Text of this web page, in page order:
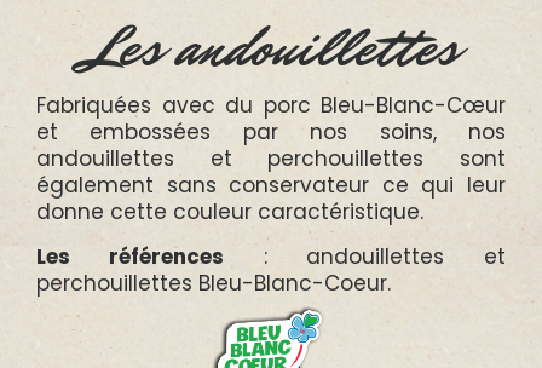
Les andouillettes
Fabriquées avec du porc Bleu-Blanc-Cœur
et embossées par nos soins, nos
andouillettes et perchouillettes sont
également sans conservateur ce qui leur
donne cette couleur caractéristique.
Les références : andouillettes et
perchouillettes Bleu-Blanc-Coeur.